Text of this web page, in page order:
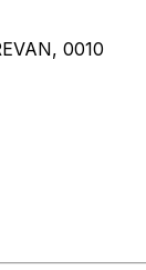
0010